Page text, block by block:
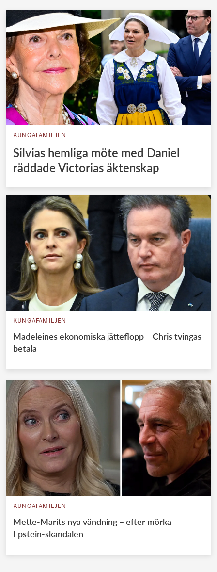
KUNGAFAMILJEN
Silvias hemliga möte med Daniel
räddade Victorias äktenskap
KUNGAFAMILJEN
Madeleines ekonomiska jätteflopp – Chris tvingas
betala
KUNGAFAMILJEN
Mette-Marits nya vändning – efter mörka
Epstein-skandalen